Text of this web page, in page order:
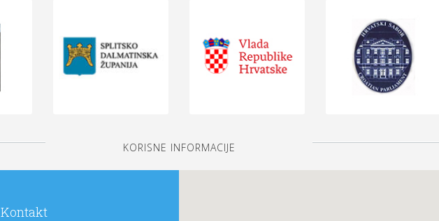
KORISNE INFORMACIJE
Kontakt